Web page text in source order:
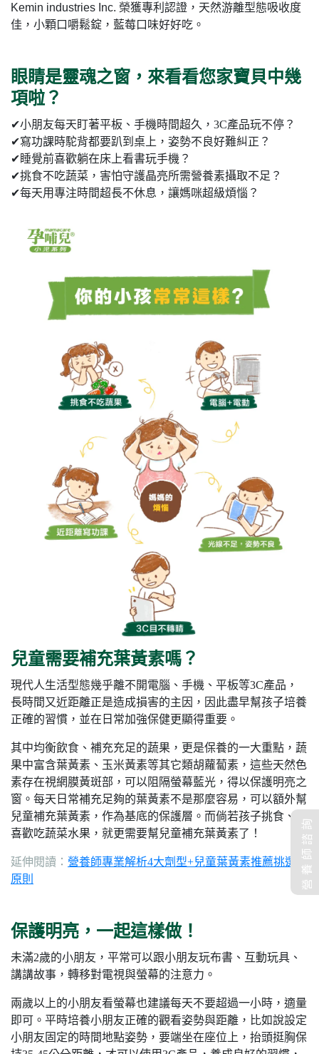
Kemin industries Inc. 榮獲專利認證，天然游離型態吸收度
佳，小顆口嚼鬆錠，藍莓口味好好吃。
眼睛是靈魂之窗，來看看您家寶貝中幾
項啦？
✔小朋友每天盯著平板、手機時間超久，3C產品玩不停？
✔寫功課時駝背都要趴到桌上，姿勢不良好難糾正？
✔睡覺前喜歡躺在床上看書玩手機？
✔挑食不吃蔬菜，害怕守護晶亮所需營養素攝取不足？
✔每天用專注時間超長不休息，讓媽咪超級煩惱？
兒童需要補充葉黃素嗎？
現代人生活型態幾乎離不開電腦、手機、平板等3C產品，
長時間又近距離正是造成損害的主因，因此盡早幫孩子培養
正確的習慣，並在日常加強保健更顯得重要。
其中均衡飲食、補充充足的蔬果，更是保養的一大重點，蔬
果中富含葉黃素、玉米黃素等其它類胡蘿蔔素，這些天然色
素存在視網膜黃斑部，可以阻隔螢幕藍光，得以保護明亮之
窗。每天日常補充足夠的葉黃素不是那麼容易，可以額外幫
兒童補充葉黃素，作為基底的保護層。而倘若孩子挑食、不
喜歡吃蔬菜水果，就更需要幫兒童補充葉黃素了！
延伸閱讀： 營養師專業解析4大劑型+兒童葉黃素推薦挑選3
原則
保護明亮，一起這樣做！
未滿2歲的小朋友，平常可以跟小朋友玩布書、互動玩具、
講講故事，轉移對電視與螢幕的注意力。
兩歲以上的小朋友看螢幕也建議每天不要超過一小時，適量
即可。平時培養小朋友正確的觀看姿勢與距離，比如說設定
小朋友固定的時間地點姿勢，要端坐在座位上，抬頭挺胸保
營養師諮詢